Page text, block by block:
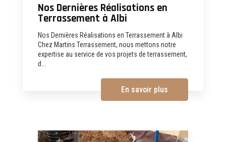
Nos Dernières Réalisations en
Terrassement à Albi
Nos Dernières Réalisations en Terrassement à Albi
Chez Martins Terrassement, nous mettons notre
expertise au service de vos projets de terrassement,
d...
En savoir plus